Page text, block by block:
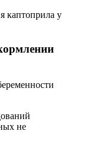
каптоприла у
не